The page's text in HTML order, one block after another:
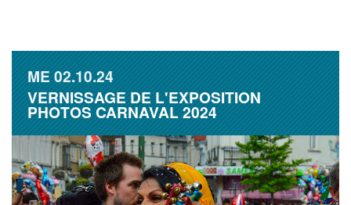
ME02.10.24
VERNISSAGE DE L'EXPOSITION
PHOTOS CARNAVAL 2024